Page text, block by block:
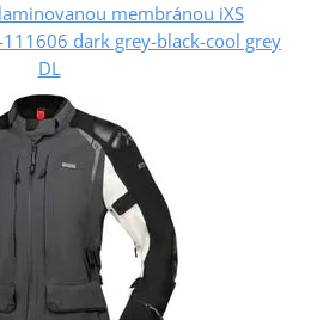
membránou iXS
111606 dark grey-black-cool grey
DL